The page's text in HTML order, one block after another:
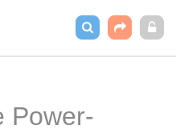
Power-